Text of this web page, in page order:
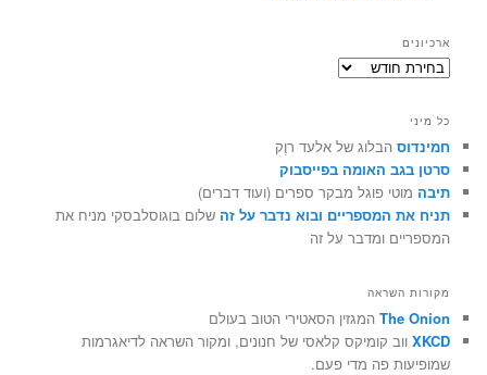
ארכיונים
ארכיונים
כל מיני
חמינדוס הבלוג של אלעד רוֶק
סרטן בגב האומה בפייסבוק
תיבה מוטי פוגל מבקר ספרים (ועוד דברים)
תניח את המספריים ובוא נדבר על זה שלום בוגוסלבסקי מניח את
המספריים ומדבר על זה
מקורות השראה
The Onion המגזין הסאטירי הטוב בעולם
XKCD ווב קומיקס קלאסי של חנונים, ומקור השראה לדיאגרמות
שמופיעות פה מדי פעם.